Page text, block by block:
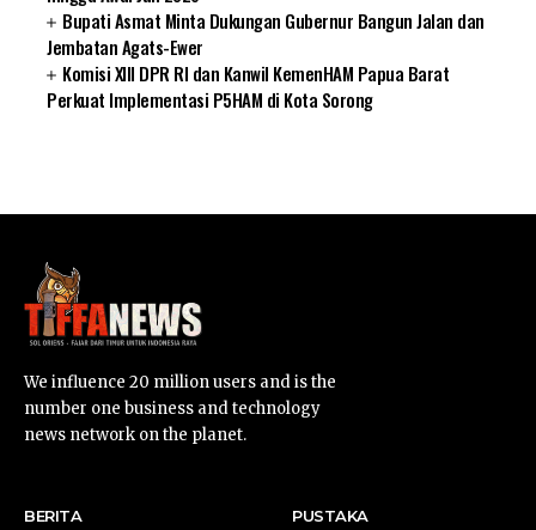
Bupati Asmat Minta Dukungan Gubernur Bangun Jalan dan
Jembatan Agats-Ewer
Komisi XIII DPR RI dan Kanwil KemenHAM Papua Barat
Perkuat Implementasi P5HAM di Kota Sorong
We influence 20 million users and is the
number one business and technology
news network on the planet.
BERITA
PUSTAKA